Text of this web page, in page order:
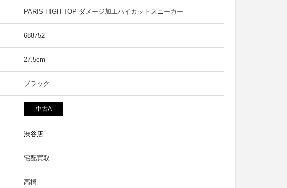
PARIS HIGH TOP ダメージ加工ハイカットスニーカー
688752
27.5cm
ブラック
中古A
渋谷店
宅配買取
高橋